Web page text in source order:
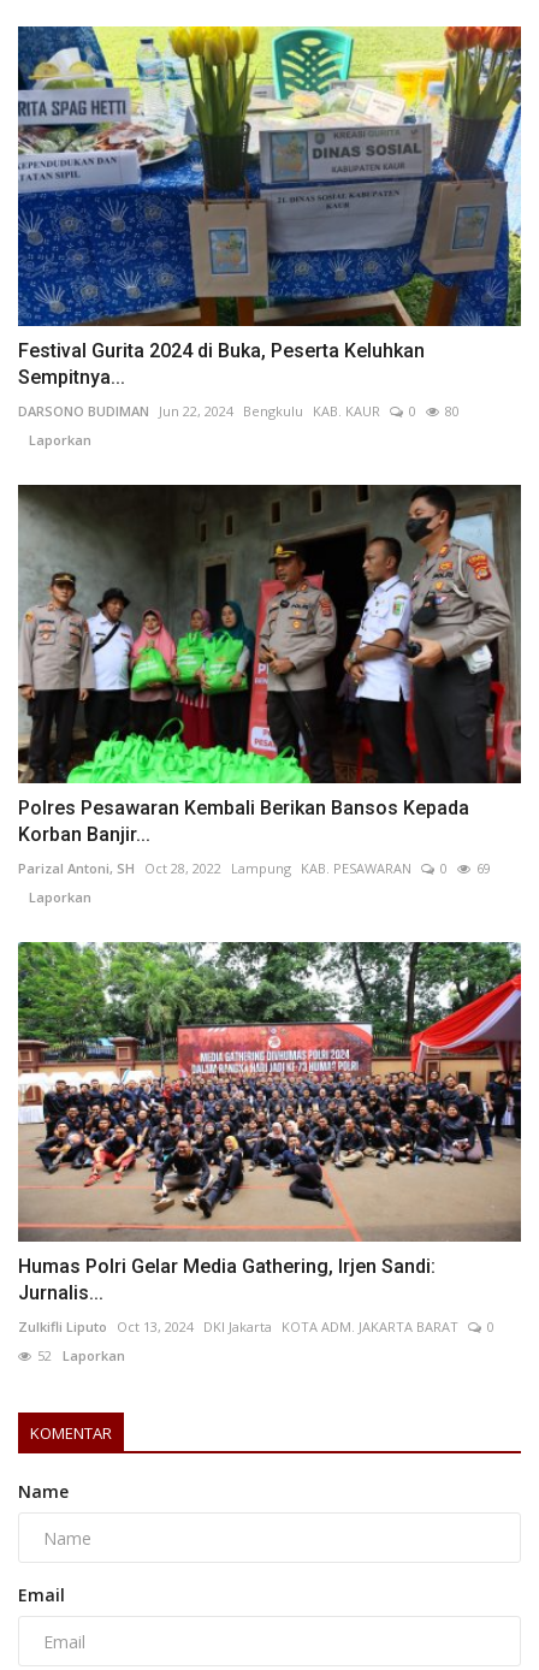
Festival Gurita 2024 di Buka, Peserta Keluhkan
Sempitnya...
DARSONO BUDIMAN Jun 22, 2024 Bengkulu KAB. KAUR 0
80
Laporkan
Polres Pesawaran Kembali Berikan Bansos Kepada
Korban Banjir...
Parizal Antoni, SH Oct 28, 2022 Lampung KAB. PESAWARAN 0
69
Laporkan
Humas Polri Gelar Media Gathering, Irjen Sandi:
Jurnalis...
Zulkifli Liputo Oct 13, 2024 DKI Jakarta KOTA ADM. JAKARTA BARAT
0
52 Laporkan
KOMENTAR
Name
Email